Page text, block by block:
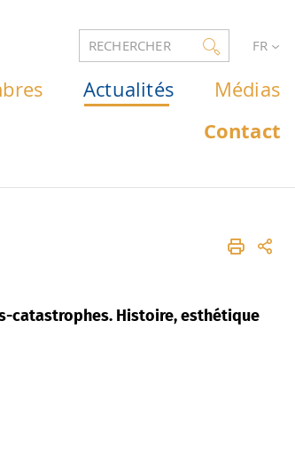
RECHERCHER FR
Actualités Médias
Contact
catastrophes. Histoire, esthétique